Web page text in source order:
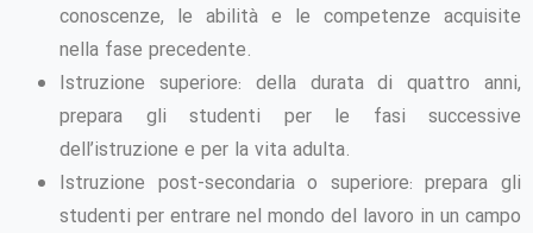
conoscenze, le abilità e le competenze acquisite
nella fase precedente.
Istruzione superiore: della durata di quattro anni,
prepara gli studenti per le fasi successive
dell’istruzione e per la vita adulta.
Istruzione post-secondaria o superiore: prepara gli
studenti per entrare nel mondo del lavoro in un campo